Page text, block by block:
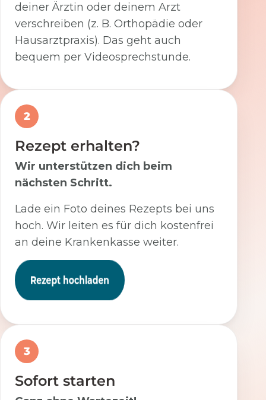
deiner Ärztin oder deinem Arzt
verschreiben (z. B. Orthopädie oder
Hausarztpraxis). Das geht auch
bequem per Videosprechstunde.
2
Rezept erhalten?
Wir unterstützen dich beim
nächsten Schritt.
Lade ein Foto deines Rezepts bei uns
hoch. Wir leiten es für dich kostenfrei
an deine Krankenkasse weiter.
3
Sofort starten